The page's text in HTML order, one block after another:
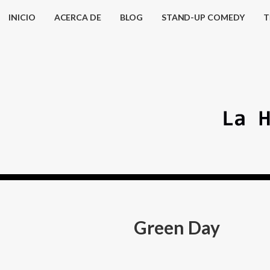
INICIO ACERCA DE BLOG STAND-UP COMEDY
Green Day